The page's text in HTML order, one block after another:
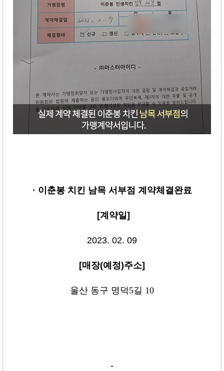
· 이춘봉 치킨 남목 서부점 계약체결완료
[계약일]
2023. 02. 09
[매장(예정)주소]
울산 동구 명덕5길 10
-